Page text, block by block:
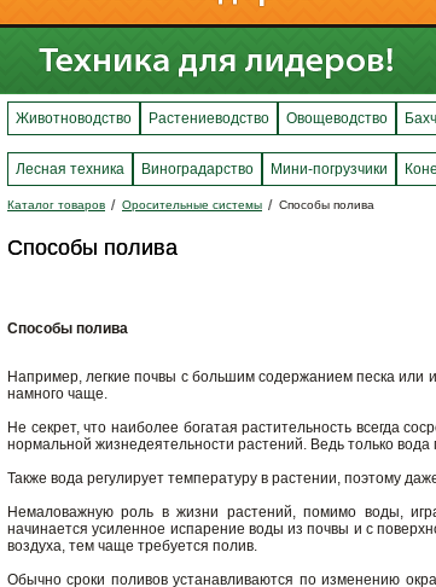
Животноводство Растениеводство Овощеводство
Лесная техника Виноградарство Мини-погрузчики
Каталог товаров Оросительные системы Способы полива
Способы полива
Способы полива
Способы полива
Например, легкие почвы с большим содержанием песка или
намного чаще.
Не секрет, что наиболее богатая растительность всегда
нормальной жизнедеятельности растений. Ведь только
Также вода регулирует температуру в растении, поэтому
Немаловажную роль в жизни растений, помимо воды,
начинается усиленное испарение воды из почвы и с
воздуха, тем чаще требуется полив.
Обычно сроки поливов устанавливаются по изменению